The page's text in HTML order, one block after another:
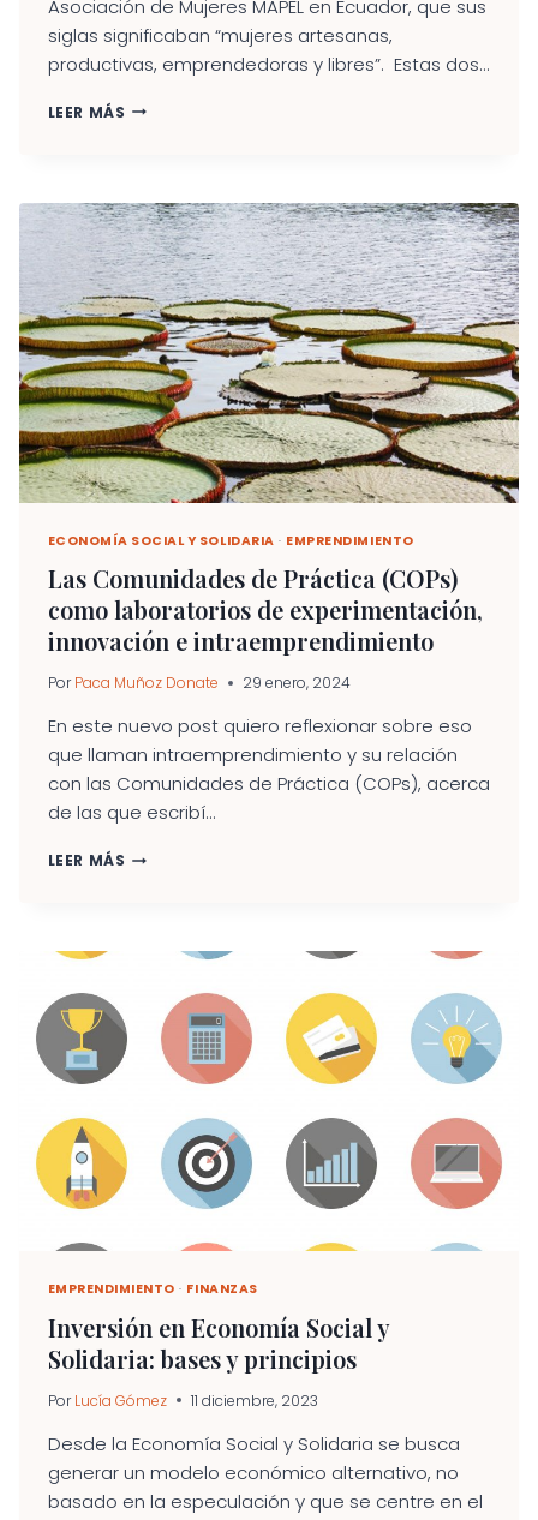
Asociación de Mujeres MAPEL en Ecuador, que sus
siglas significaban “mujeres artesanas,
productivas, emprendedoras y libres”. Estas dos...
LEER MÁS EL
DE
CAMBIO
SOCIAL
ECONOMÍA SOCIAL Y SOLIDARIA · EMPRENDIMIENTO
Las Comunidades de Práctica (COPs)
como laboratorios de experimentación,
innovación e intraemprendimiento
Por Paca Muñoz Donate 29 enero, 2024
En este nuevo post quiero reflexionar sobre eso
que llaman intraemprendimiento y su relación
con las Comunidades de Práctica (COPs), acerca
de las que escribí...
LEER MÁS LAS
(COPS)
LABORATORIOS
EXPERIMENTACIÓN,
INNOVACIÓN
EMPRENDIMIENTO · FINANZAS
Inversión en Economía Social y
Solidaria: bases y principios
Por Lucía Gómez 11 diciembre, 2023
Desde la Economía Social y Solidaria se busca
generar un modelo económico alternativo, no
basado en la especulación y que se centre en el